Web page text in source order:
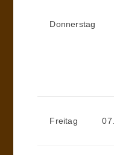
Donnerstag
Freitag